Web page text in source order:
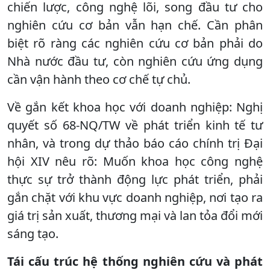
chiến lược, công nghệ lõi, song đầu tư cho
nghiên cứu cơ bản vẫn hạn chế. Cần phân
biệt rõ ràng các nghiên cứu cơ bản phải do
Nhà nước đầu tư, còn nghiên cứu ứng dụng
cần vận hành theo cơ chế tự chủ.
Về gắn kết khoa học với doanh nghiệp: Nghị
quyết số 68-NQ/TW về phát triển kinh tế tư
nhân, và trong dự thảo báo cáo chính trị Đại
hội XIV nêu rõ: Muốn khoa học công nghệ
thực sự trở thành động lực phát triển, phải
gắn chặt với khu vực doanh nghiệp, nơi tạo ra
giá trị sản xuất, thương mại và lan tỏa đổi mới
sáng tạo.
Tái cấu trúc hệ thống nghiên cứu và phát